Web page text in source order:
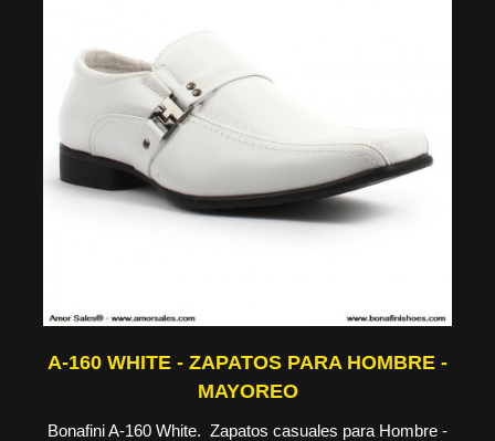
A-160 WHITE - ZAPATOS PARA HOMBRE -
MAYOREO
Bonafini A-160 White. Zapatos casuales para Hombre -